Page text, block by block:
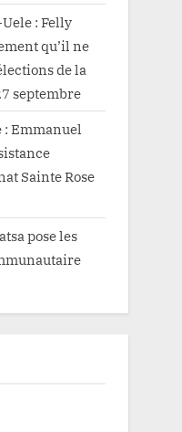
: Felly
qu’il ne
de la
septembre
Emmanuel
Sainte Rose
pose les